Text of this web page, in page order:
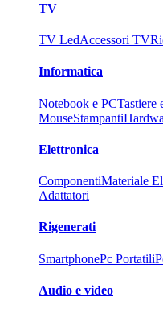
TV
TV LedAccessori TV
Informatica
Notebook e PCTastiere
MouseStampanti
Elettronica
ComponentiMateriale
Adattatori
Rigenerati
SmartphonePc Portatili
Audio e video